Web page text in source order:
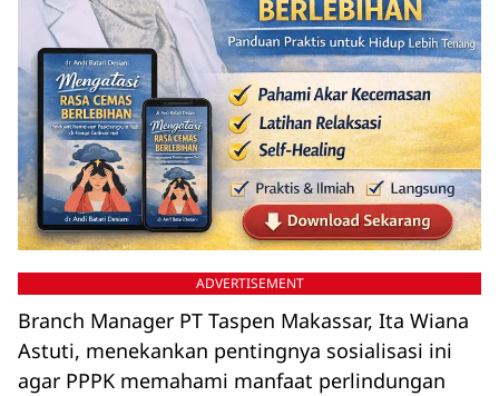
ADVERTISEMENT
Branch Manager PT Taspen Makassar, Ita Wiana
Astuti, menekankan pentingnya sosialisasi ini
agar PPPK memahami manfaat perlindungan